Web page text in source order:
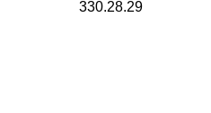
330.28.29